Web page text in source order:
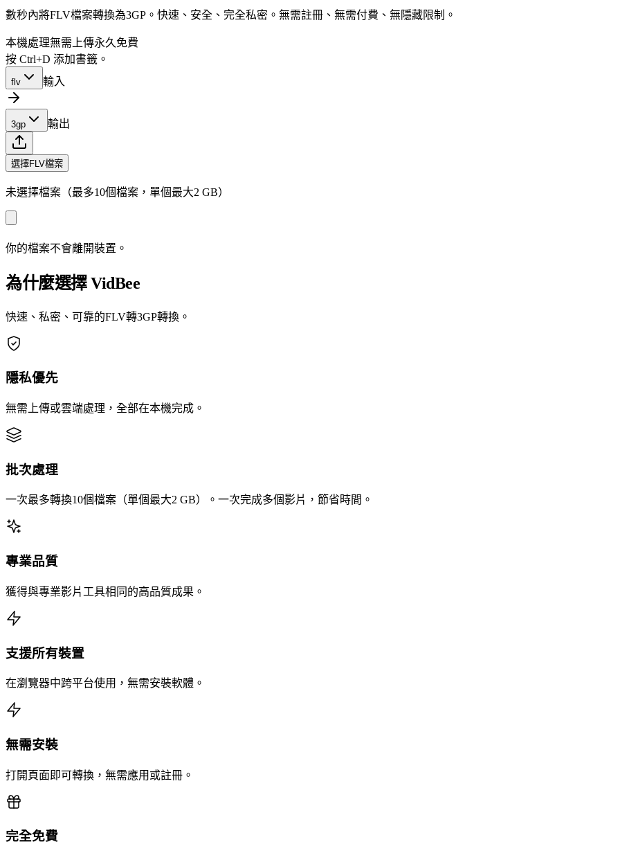
數秒內將FLV檔案轉換為3GP。快速、安全、完全私密。無需註冊、無需付費、無隱藏限制。
本機處理無需上傳永久免費
按 Ctrl+D 添加書籤。
flv 輸入
3gp 輸出
選擇FLV檔案
未選擇檔案（最多10個檔案，單個最大2 GB）
你的檔案不會離開裝置。
為什麼選擇 VidBee
快速、私密、可靠的FLV轉3GP轉換。
隱私優先
無需上傳或雲端處理，全部在本機完成。
批次處理
一次最多轉換10個檔案（單個最大2 GB）。一次完成多個影片，節省時間。
專業品質
獲得與專業影片工具相同的高品質成果。
支援所有裝置
在瀏覽器中跨平台使用，無需安裝軟體。
無需安裝
打開頁面即可轉換，無需應用或註冊。
完全免費